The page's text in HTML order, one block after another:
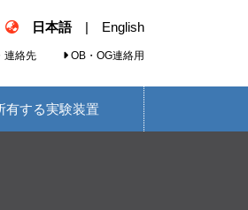
日本語 | English
連絡先 OB・OG連絡用
有する実験装置